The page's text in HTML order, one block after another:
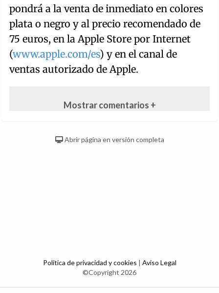
pondrá a la venta de inmediato en colores
plata o negro y al precio recomendado de
75 euros, en la Apple Store por Internet
(www.apple.com/es) y en el canal de
ventas autorizado de Apple.
Mostrar comentarios +
Abrir página en versión completa
Política de privacidad y cookies | Aviso Legal
©Copyright 2026